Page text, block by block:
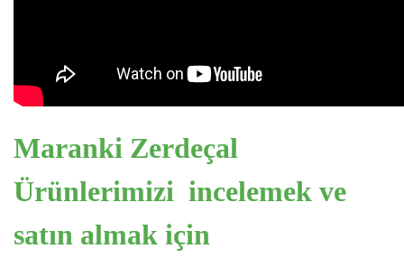
Maranki Zerdeçal
Ürünlerimizi incelemek ve
satın almak için